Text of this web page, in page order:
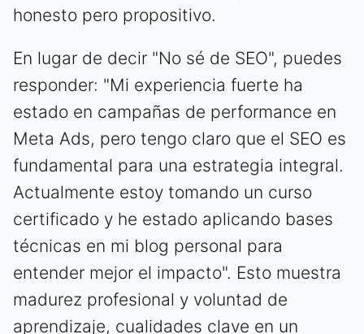
honesto pero propositivo.
En lugar de decir "No sé de SEO", puedes
responder: "Mi experiencia fuerte ha
estado en campañas de performance en
Meta Ads, pero tengo claro que el SEO es
fundamental para una estrategia integral.
Actualmente estoy tomando un curso
certificado y he estado aplicando bases
técnicas en mi blog personal para
entender mejor el impacto". Esto muestra
madurez profesional y voluntad de
aprendizaje, cualidades clave en un